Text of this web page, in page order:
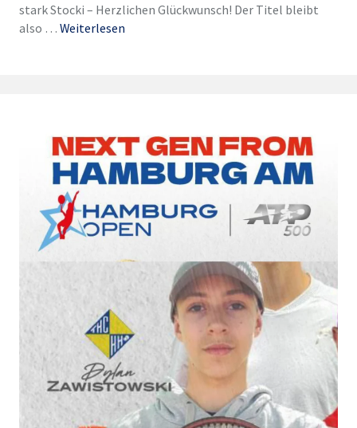
stark Stocki – Herzlichen Glückwunsch! Der Titel bleibt
also … Weiterlesen